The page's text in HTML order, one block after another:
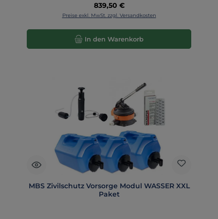
Regulärer Preis:
839,50 €
Preise exkl. MwSt. zzgl. Versandkosten
In den Warenkorb
MBS Zivilschutz Vorsorge Modul WASSER XXL
Paket